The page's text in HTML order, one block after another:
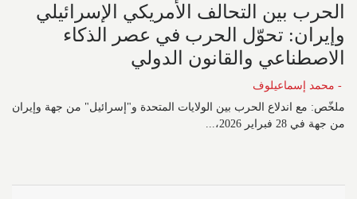
الحرب بين التحالف الأمريكي الإسرائيلي
وإيران: تحوّل الحرب في عصر الذكاء
الاصطناعي والقانون الدولي
- محمد إسماعيلوف
ملخّص: مع اندلاع الحرب بين الولايات المتحدة و"إسرائيل" من جهة وإيران
من جهة في 28 فبراير 2026،...